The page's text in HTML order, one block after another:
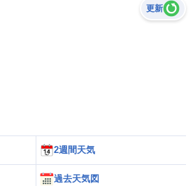
更新
2週間天気
過去天気図